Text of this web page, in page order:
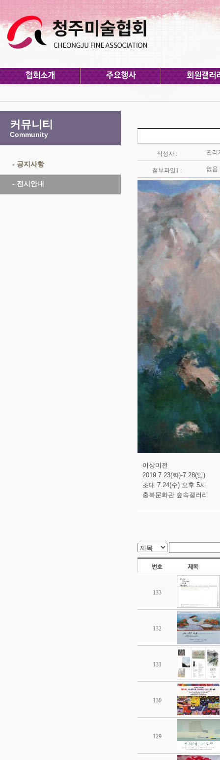
커뮤니티
Community
- 공지사항
- 전시안내
작성자 : 관리
첨부파일1 : 없음
이상미전
2019.7.23(화)-7.28(일)
초대 7.24(수) 오후 5시
충북문화관 숲속갤러리
133
132
131
130
129